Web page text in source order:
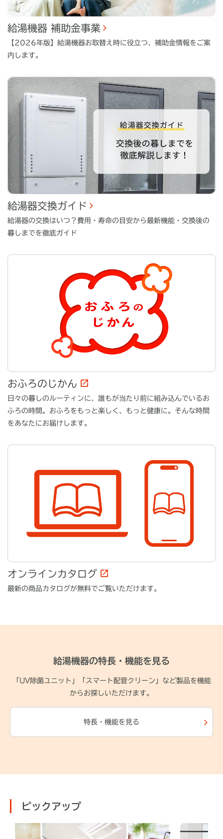
給湯機器 補助金事業
【2026年版】給湯機器お取替え時に役立つ、補助金情報をご案
内します。
給湯器交換ガイド
給湯器の交換はいつ？費用・寿命の目安から最新機能・交換後の
暮しまでを徹底ガイド
おふろのじかん
日々の暮しのルーティンに、誰もが当たり前に組み込んでいるお
ふろの時間。おふろをもっと楽しく、もっと健康に。そんな時間
をあなたにお届けします。
オンラインカタログ
最新の商品カタログが無料でご覧いただけます。
給湯機器の特長・機能を見る
「UV除菌ユニット」「スマート配管クリーン」など製品を機能
からお探しいただけます。
特長・機能を見る
ピックアップ